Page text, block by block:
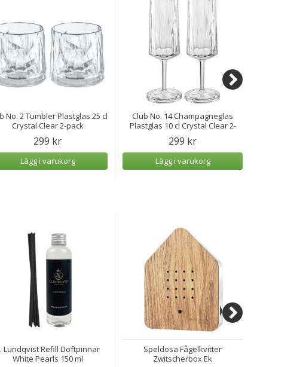
No. 2 Tumbler Plastglas 25 cl
Crystal Clear 2-pack
299 kr
Lägg i varukorg
Club No. 14 Champagneglas
Plastglas 10 cl Crystal Clear 2-
pack
299 kr
Lägg i varukorg
Lundqvist Refill Doftpinnar
White Pearls 150 ml
Speldosa Fågelkvitter
Zwitscherbox Ek